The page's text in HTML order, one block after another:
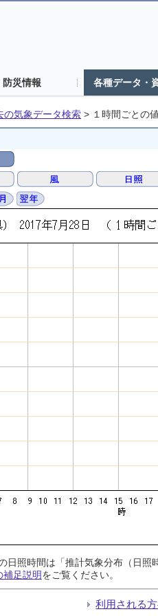
防災情報 各種データ・
の気象データ検索 > １時間ごとの
日照時間は「推計気象分布（日
補足説明をご覧ください。
利用される